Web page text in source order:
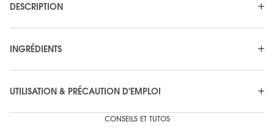
DESCRIPTION
INGRÉDIENTS
UTILISATION & PRÉCAUTION D'EMPLOI
CONSEILS ET TUTOS